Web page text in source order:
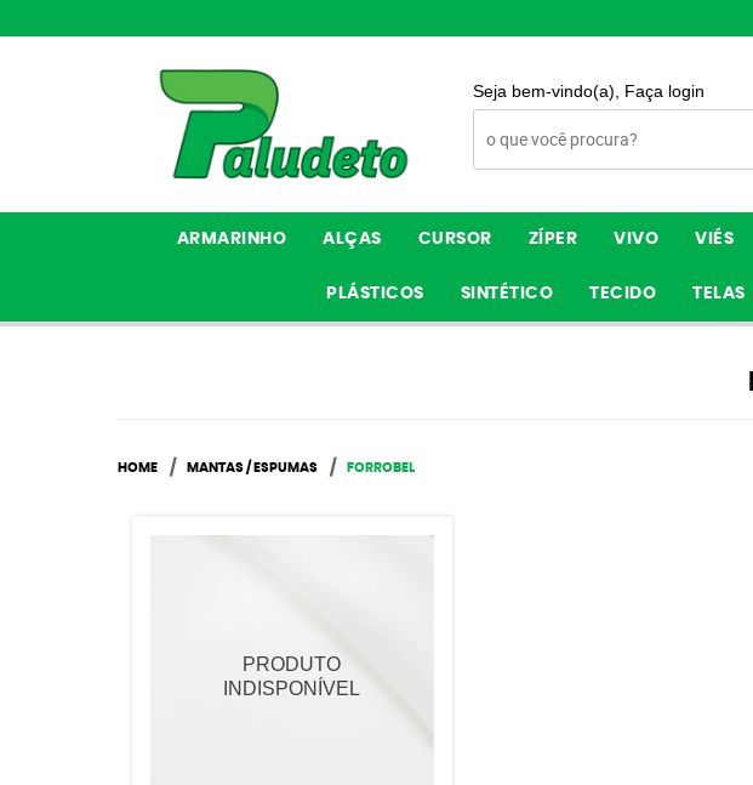
Seja bem-vindo(a), Faça login
ARMARINHO ALÇAS CURSOR ZÍPER VIVO VIÉS
PLÁSTICOS SINTÉTICO TECIDO TELAS
HOME MANTAS / ESPUMAS FORROBEL